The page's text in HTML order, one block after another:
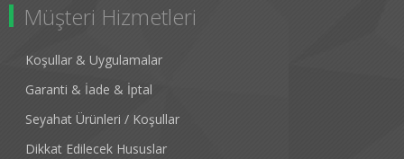
Müşteri Hizmetleri
Koşullar & Uygulamalar
Garanti & İade & İptal
Seyahat Ürünleri / Koşullar
Dikkat Edilecek Hususlar